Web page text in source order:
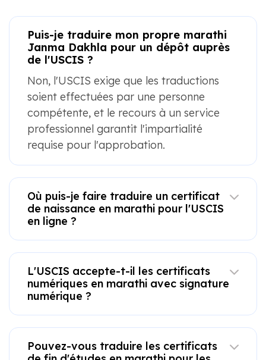
Puis-je traduire mon propre marathi
Janma Dakhla pour un dépôt auprès
de l'USCIS ?
Non, l'USCIS exige que les traductions
soient effectuées par une personne
compétente, et le recours à un service
professionnel garantit l'impartialité
requise pour l'approbation.
Où puis-je faire traduire un certificat
de naissance en marathi pour l'USCIS
en ligne ?
L'USCIS accepte-t-il les certificats
numériques en marathi avec signature
numérique ?
Pouvez-vous traduire les certificats